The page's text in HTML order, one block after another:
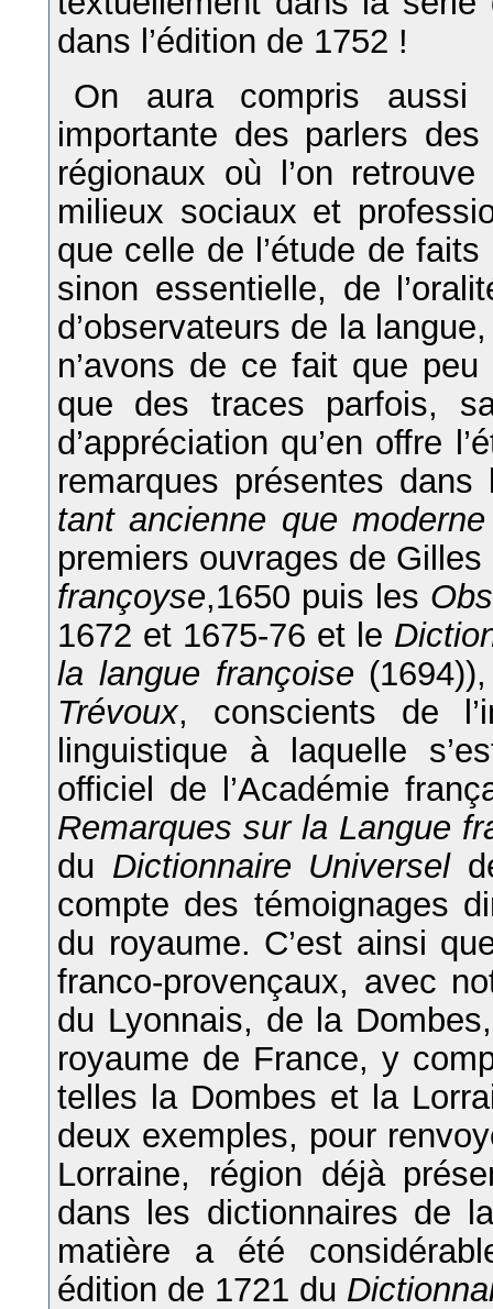
dans l’édition de 1752 !
On aura compris aussi
importante des parlers
régionaux où l’on
milieux sociaux et
que celle de l’étude de
sinon essentielle, de
d’observateurs de la
n’avons de ce fait que
que des traces parfois,
d’appréciation qu’en offre
remarques présentes
tant ancienne que moderne
premiers ouvrages de
françoyse,1650 puis les
1672 et 1675-76 et le
la langue françoise
Trévoux, conscients de
linguistique à laquelle
officiel de l’Académie
Remarques sur la Langue
du Dictionnaire Universel
compte des témoignages
du royaume. C’est ainsi
franco-provençaux, avec
du Lyonnais, de la
royaume de France, y
telles la Dombes et la
deux exemples, pour
Lorraine, région déjà
dans les dictionnaires de
matière a été
édition de 1721 du